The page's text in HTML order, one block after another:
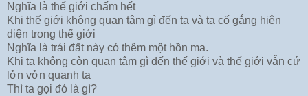
Nghĩa là thế giới chấm hết
Khi thế giới không quan tâm gì đến ta và ta cố gắng hiện
diện trong thế giới
Nghĩa là trái đất này có thêm một hồn ma.
Khi ta không còn quan tâm gì đến thế giới và thế giới vẫn cứ
lởn vởn quanh ta
Thì ta gọi đó là gì?